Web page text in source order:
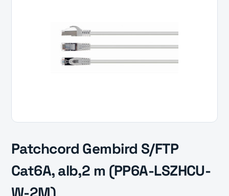
Patchcord Gembird S/FTP
Cat6A, alb,2 m (PP6A-LSZHCU-